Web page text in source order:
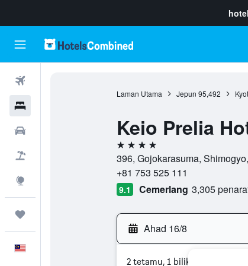
Laman Utama Jepun 95,492
Keio Prelia
4 bintang
396, Gojokarasuma,
+81 753 525 111
9.1 Cemerlang 3,305
Ahad 16/8
2 tetamu, 1 bilik